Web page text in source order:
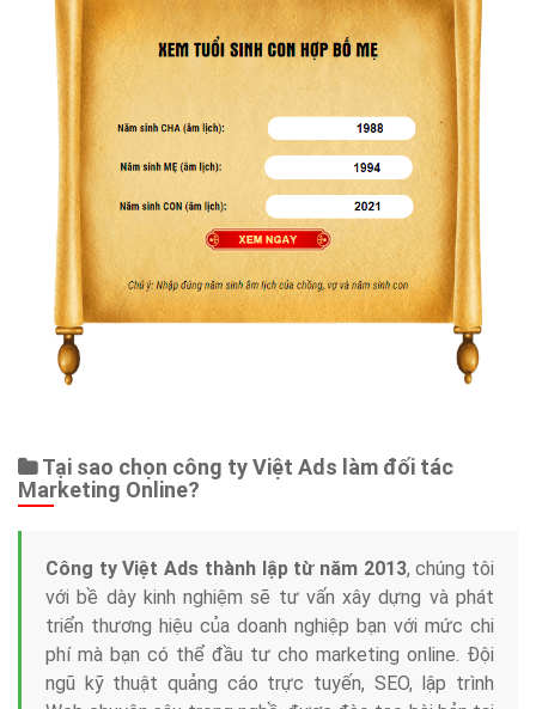
Tại sao chọn công ty Việt Ads làm đối tác
Marketing Online?
Công ty Việt Ads thành lập từ năm 2013, chúng tôi
với bề dày kinh nghiệm sẽ tư vấn xây dựng và phát
triển thương hiệu của doanh nghiệp bạn với mức chi
phí mà bạn có thể đầu tư cho marketing online. Đội
ngũ kỹ thuật quảng cáo trực tuyến, SEO, lập trình